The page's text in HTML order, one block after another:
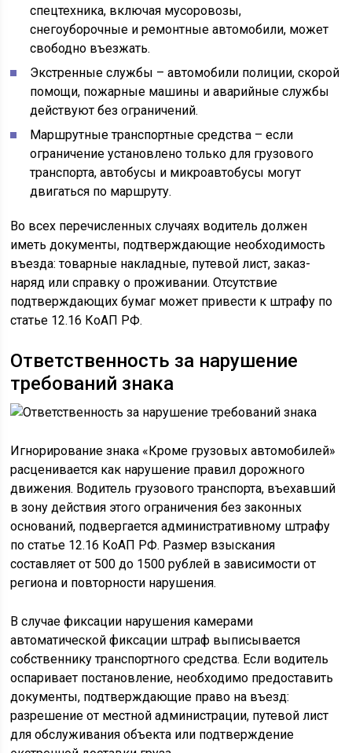
спецтехника, включая мусоровозы,
снегоуборочные и ремонтные автомобили, может
свободно въезжать.
Экстренные службы – автомобили полиции, скорой
помощи, пожарные машины и аварийные службы
действуют без ограничений.
Маршрутные транспортные средства – если
ограничение установлено только для грузового
транспорта, автобусы и микроавтобусы могут
двигаться по маршруту.
Во всех перечисленных случаях водитель должен
иметь документы, подтверждающие необходимость
въезда: товарные накладные, путевой лист, заказ-
наряд или справку о проживании. Отсутствие
подтверждающих бумаг может привести к штрафу по
статье 12.16 КоАП РФ.
Ответственность за нарушение
требований знака
Игнорирование знака «Кроме грузовых автомобилей»
расценивается как нарушение правил дорожного
движения. Водитель грузового транспорта, въехавший
в зону действия этого ограничения без законных
оснований, подвергается административному штрафу
по статье 12.16 КоАП РФ. Размер взыскания
составляет от 500 до 1500 рублей в зависимости от
региона и повторности нарушения.
В случае фиксации нарушения камерами
автоматической фиксации штраф выписывается
собственнику транспортного средства. Если водитель
оспаривает постановление, необходимо предоставить
документы, подтверждающие право на въезд:
разрешение от местной администрации, путевой лист
для обслуживания объекта или подтверждение